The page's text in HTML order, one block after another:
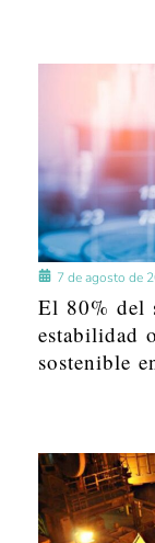
7 de agosto de
El 80% del
estabilidad
sostenible